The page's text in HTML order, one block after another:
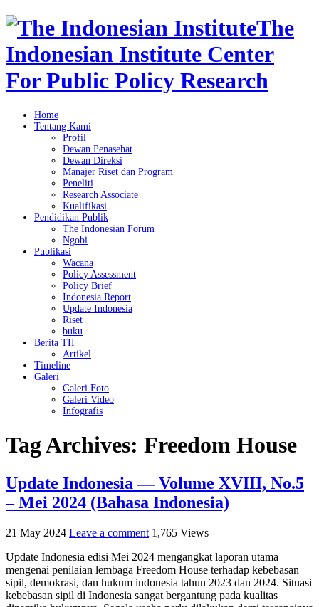
The
Indonesian Institute Center
For Public Policy Research
Home
Tentang Kami
Profil
Dewan Penasehat
Dewan Direksi
Manajer Riset dan Program
Peneliti
Research Associate
Kualifikasi
Pendidikan Publik
The Indonesian Forum
Ngobi
Publikasi
Wacana
Policy Assessment
Policy Brief
Indonesia Report
Update Indonesia
Riset
buku
Berita TII
Artikel
Timeline
Galeri
Galeri Foto
Galeri Video
Infografis
Tag Archives: Freedom House
Update Indonesia — Volume XVIII, No.5
– Mei 2024 (Bahasa Indonesia)
21 May 2024 Leave a comment 1,765 Views
Update Indonesia edisi Mei 2024 mengangkat laporan utama
mengenai penilaian lembaga Freedom House terhadap kebebasan
sipil, demokrasi, dan hukum indonesia tahun 2023 dan 2024. Situasi
kebebasan sipil di Indonesia sangat bergantung pada kualitas